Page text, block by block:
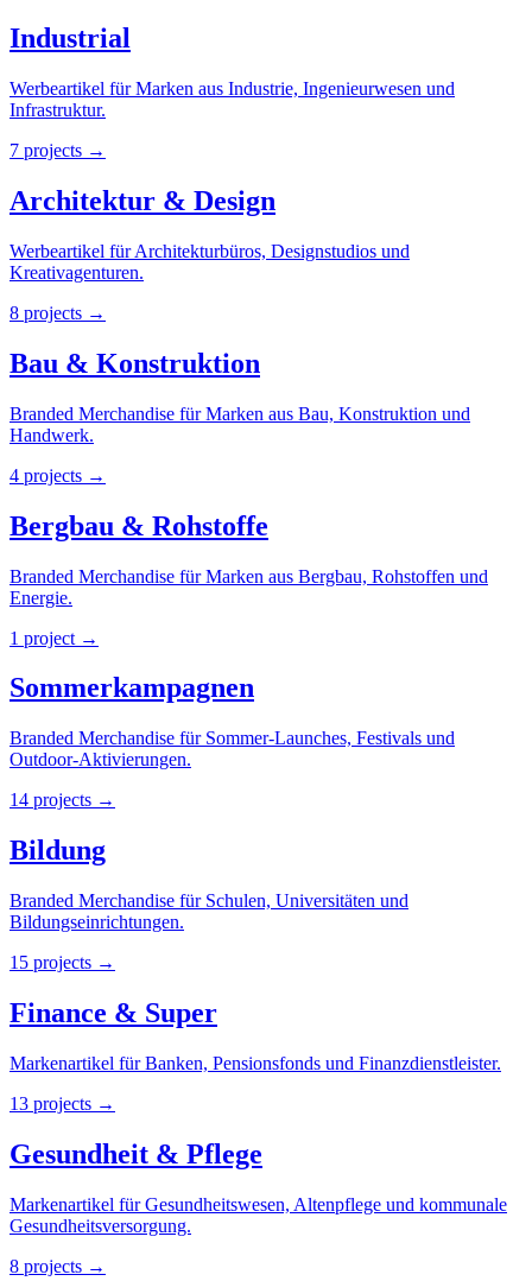
Industrial
Werbeartikel für Marken aus Industrie, Ingenieurwesen und
Infrastruktur.
7 projects →
Architektur & Design
Werbeartikel für Architekturbüros, Designstudios und
Kreativagenturen.
8 projects →
Bau & Konstruktion
Branded Merchandise für Marken aus Bau, Konstruktion und
Handwerk.
4 projects →
Bergbau & Rohstoffe
Branded Merchandise für Marken aus Bergbau, Rohstoffen und
Energie.
1 project →
Sommerkampagnen
Branded Merchandise für Sommer-Launches, Festivals und
Outdoor-Aktivierungen.
14 projects →
Bildung
Branded Merchandise für Schulen, Universitäten und
Bildungseinrichtungen.
15 projects →
Finance & Super
Markenartikel für Banken, Pensionsfonds und Finanzdienstleister.
13 projects →
Gesundheit & Pflege
Markenartikel für Gesundheitswesen, Altenpflege und kommunale
Gesundheitsversorgung.
8 projects →